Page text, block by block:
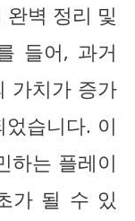
벽 정리 및
들어, 과거
가치가 증가
습니다. 이
하는 플레이
가 될 수 있